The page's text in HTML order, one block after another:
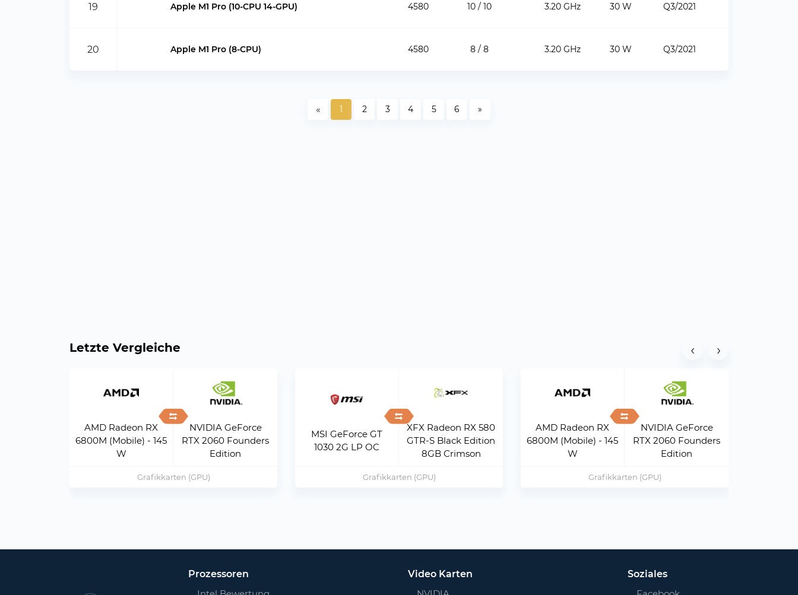
19 Apple M1 Pro (10-CPU 14-GPU) 4580 10 / 10 3.20 GHz 30 W Q3/2021
20 Apple M1 Pro (8-CPU) 4580 8 / 8 3.20 GHz 30 W Q3/2021
« 1 2 3 4 5 6 »
Letzte Vergleiche
AMD Radeon RX
6800M (Mobile) - 145
W
NVIDIA GeForce
RTX 2060 Founders
Edition
Grafikkarten (GPU)
MSI GeForce GT
1030 2G LP OC
XFX Radeon RX 580
GTR-S Black Edition
8GB Crimson
Grafikkarten (GPU)
AMD Radeon RX
6800M (Mobile) - 145
W
NVIDIA GeForce
RTX 2060 Founders
Edition
Grafikkarten (GPU)
‹ ›
Prozessoren
Video Karten
Soziales